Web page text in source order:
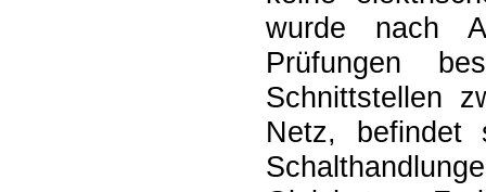
wurde nach
Prüfungen
Schnittstellen
Netz, befindet